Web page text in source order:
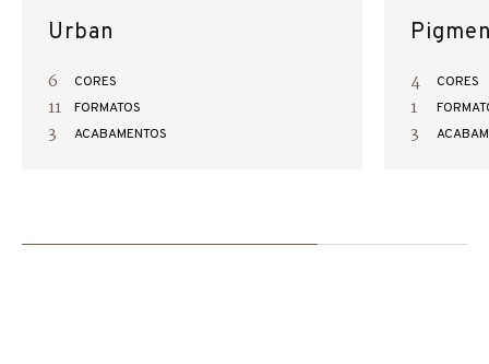
Urban
6 CORES
11 FORMATOS
3 ACABAMENTOS
4 CORES
1
3